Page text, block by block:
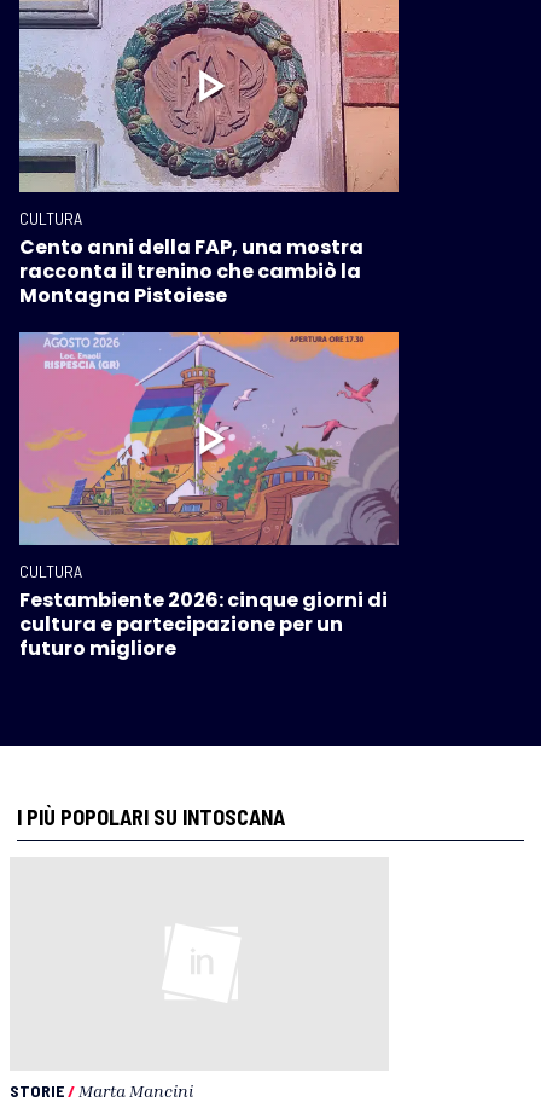
CULTURA
Cento anni della FAP, una mostra
racconta il trenino che cambiò la
Montagna Pistoiese
CULTURA
Festambiente 2026: cinque giorni di
cultura e partecipazione per un
futuro migliore
I PIÙ POPOLARI SU INTOSCANA
STORIE/ Marta Mancini